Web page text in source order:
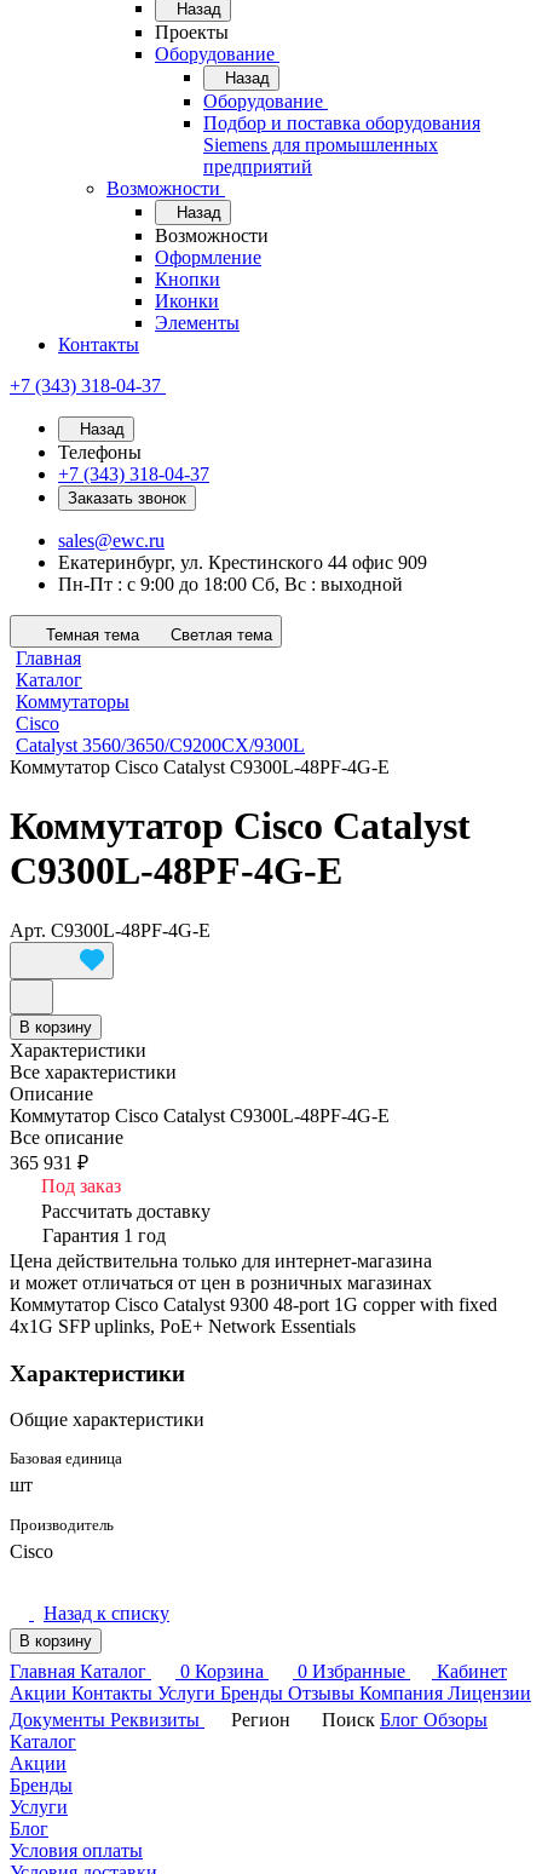
Назад
Проекты
Оборудование
Назад
Оборудование
Подбор и поставка оборудования
Siemens для промышленных
предприятий
Возможности
Назад
Возможности
Оформление
Кнопки
Иконки
Элементы
Контакты
+7 (343) 318-04-37
Назад
Телефоны
+7 (343) 318-04-37
Заказать звонок
sales@ewc.ru
Екатеринбург, ул. Крестинского 44 офис 909
Пн-Пт : с 9:00 до 18:00 Сб, Вс : выходной
Темная тема Светлая тема
Главная
Каталог
Коммутаторы
Cisco
Catalyst 3560/3650/C9200CX/9300L
Коммутатор Cisco Catalyst C9300L-48PF-4G-E
Коммутатор Cisco Catalyst
C9300L-48PF-4G-E
Арт. C9300L-48PF-4G-E
В корзину
Характеристики
Все характеристики
Описание
Коммутатор Cisco Catalyst C9300L-48PF-4G-E
Все описание
365 931 ₽
Под заказ
Рассчитать доставку
Гарантия 1 год
Цена действительна только для интернет-магазина
и может отличаться от цен в розничных магазинах
Коммутатор Cisco Catalyst 9300 48-port 1G copper with fixed
4x1G SFP uplinks, PoE+ Network Essentials
Характеристики
Общие характеристики
Базовая единица
шт
Производитель
Cisco
Назад к списку
В корзину
Главная Каталог 0 Корзина 0 Избранные
Кабинет
Акции Контакты Услуги Бренды Отзывы Компания Лицензии
Документы Реквизиты Регион Поиск Блог Обзоры
Каталог
Акции
Бренды
Услуги
Блог
Условия оплаты